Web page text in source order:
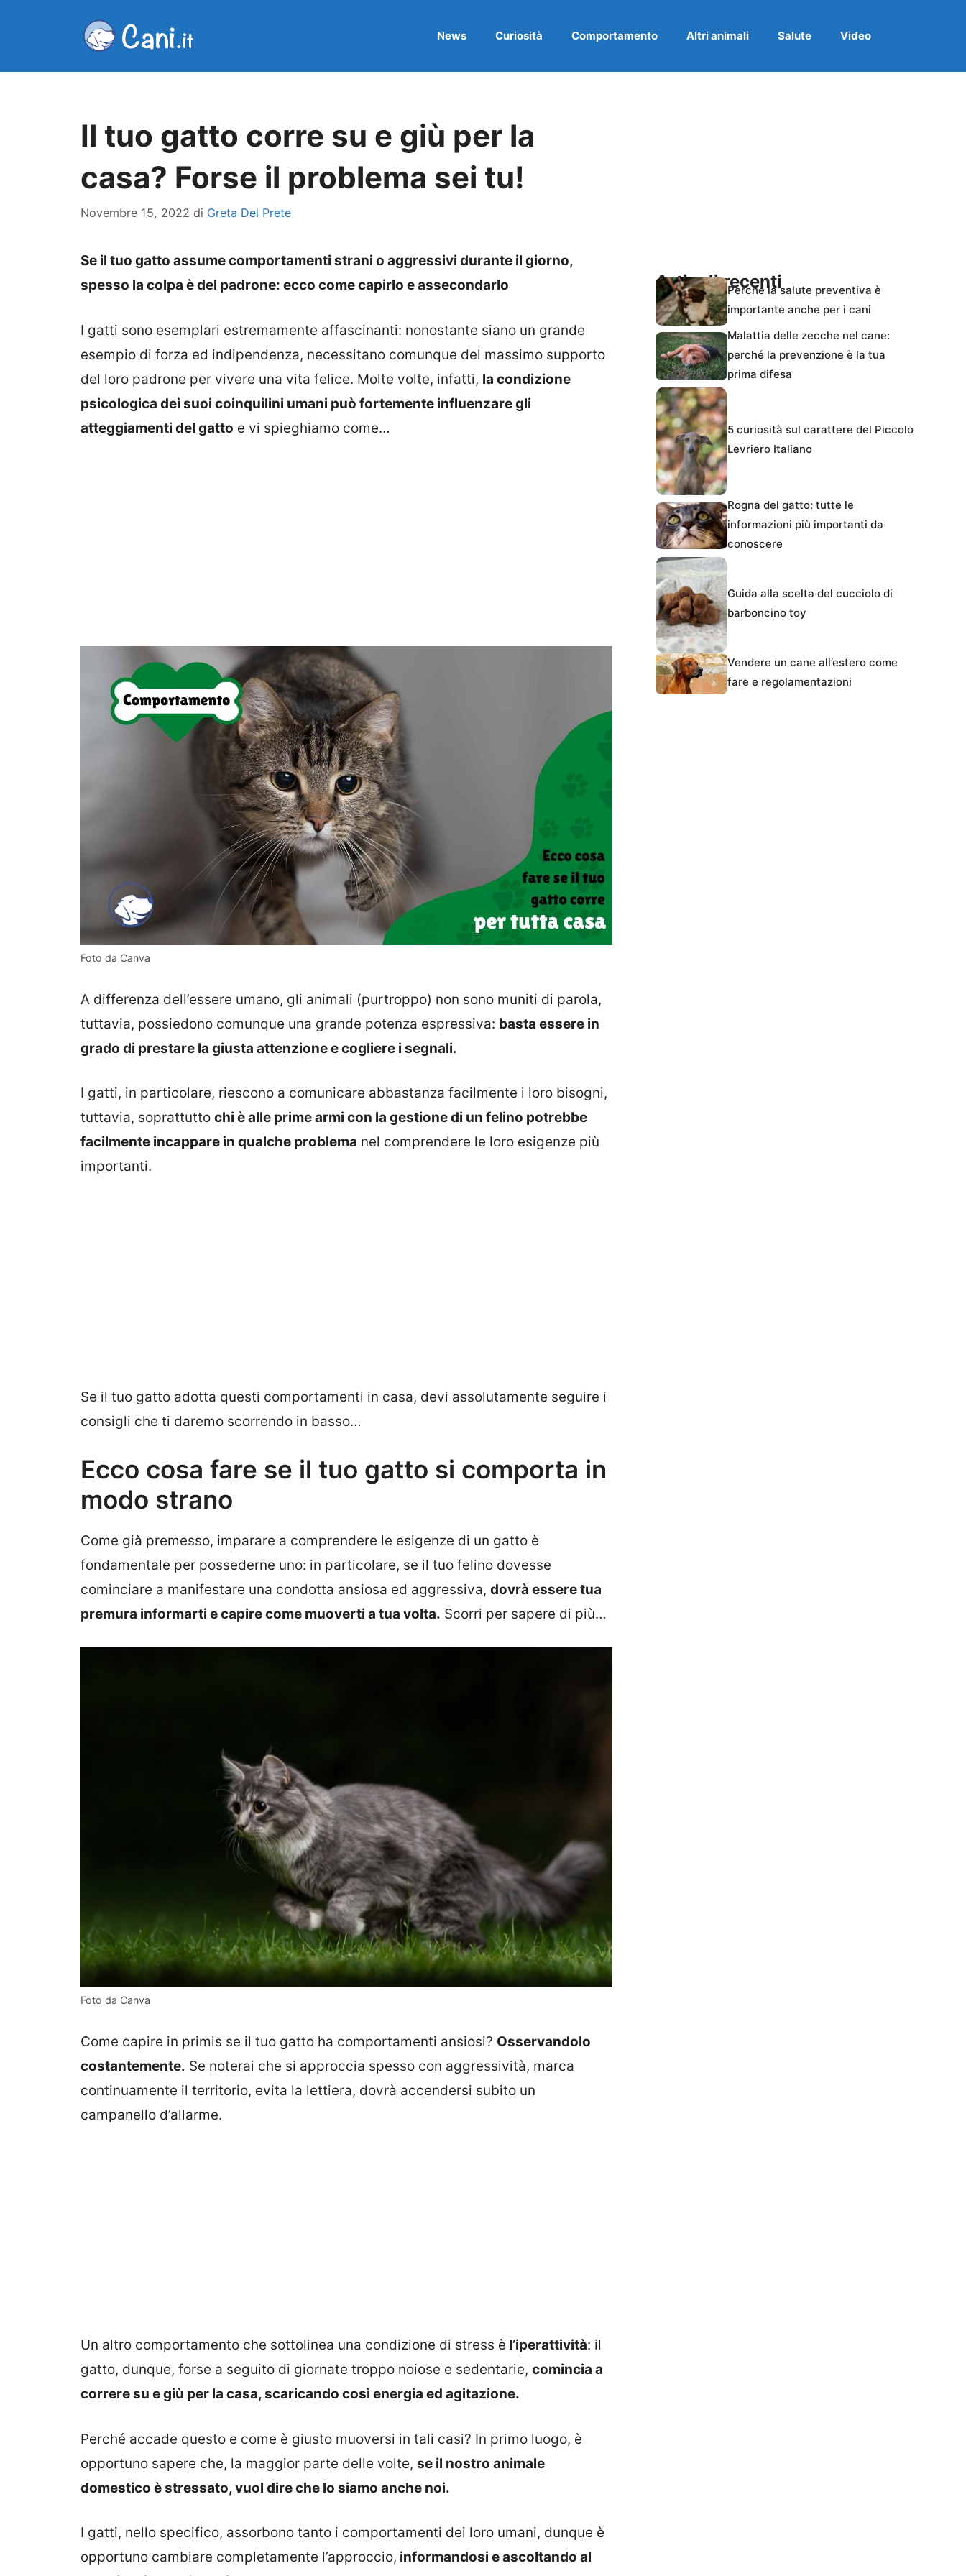
News Curiosità Comportamento Altri animali Salute Video
Il tuo gatto corre su e giù per la
casa? Forse il problema sei tu!
Novembre 15, 2022 di Greta Del Prete
Se il tuo gatto assume comportamenti strani o aggressivi durante il giorno,
spesso la colpa è del padrone: ecco come capirlo e assecondarlo
I gatti sono esemplari estremamente affascinanti: nonostante siano un grande
esempio di forza ed indipendenza, necessitano comunque del massimo supporto
del loro padrone per vivere una vita felice. Molte volte, infatti, la condizione
psicologica dei suoi coinquilini umani può fortemente influenzare gli
atteggiamenti del gatto e vi spieghiamo come…
Foto da Canva
A differenza dell’essere umano, gli animali (purtroppo) non sono muniti di parola,
tuttavia, possiedono comunque una grande potenza espressiva: basta essere in
grado di prestare la giusta attenzione e cogliere i segnali.
I gatti, in particolare, riescono a comunicare abbastanza facilmente i loro bisogni,
tuttavia, soprattutto chi è alle prime armi con la gestione di un felino potrebbe
facilmente incappare in qualche problema nel comprendere le loro esigenze più
importanti.
Se il tuo gatto adotta questi comportamenti in casa, devi assolutamente seguire i
consigli che ti daremo scorrendo in basso…
Ecco cosa fare se il tuo gatto si comporta in
modo strano
Come già premesso, imparare a comprendere le esigenze di un gatto è
fondamentale per possederne uno: in particolare, se il tuo felino dovesse
cominciare a manifestare una condotta ansiosa ed aggressiva, dovrà essere tua
premura informarti e capire come muoverti a tua volta. Scorri per sapere di più…
Foto da Canva
Come capire in primis se il tuo gatto ha comportamenti ansiosi? Osservandolo
costantemente. Se noterai che si approccia spesso con aggressività, marca
continuamente il territorio, evita la lettiera, dovrà accendersi subito un
campanello d’allarme.
Un altro comportamento che sottolinea una condizione di stress è l’iperattività: il
gatto, dunque, forse a seguito di giornate troppo noiose e sedentarie, comincia a
correre su e giù per la casa, scaricando così energia ed agitazione.
Perché accade questo e come è giusto muoversi in tali casi? In primo luogo, è
opportuno sapere che, la maggior parte delle volte, se il nostro animale
domestico è stressato, vuol dire che lo siamo anche noi.
I gatti, nello specifico, assorbono tanto i comportamenti dei loro umani, dunque è
opportuno cambiare completamente l’approccio, informandosi e ascoltando al
Articoli recentiPerché la salute preventiva è
importante anche per i cani
Malattia delle zecche nel cane:
perché la prevenzione è la tua
prima difesa
5 curiosità sul carattere del Piccolo
Levriero Italiano
Rogna del gatto: tutte le
informazioni più importanti da
conoscere
Guida alla scelta del cucciolo di
barboncino toy
Vendere un cane all’estero come
fare e regolamentazioni